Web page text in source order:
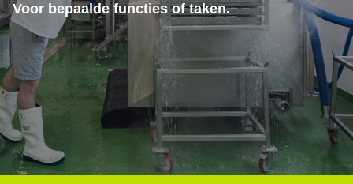
Voor bepaalde functies of taken.